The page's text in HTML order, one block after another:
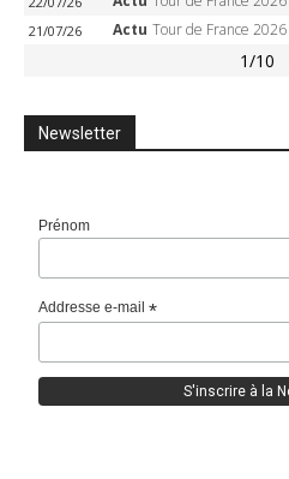
21/07/26 Actu Tour de France 2026 – Evenepoel écrase le
1/10
Newsletter
Prénom
Addresse e-mail*